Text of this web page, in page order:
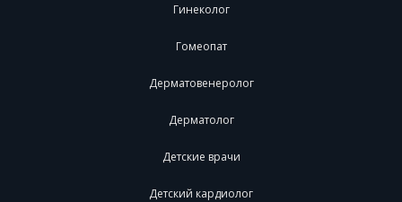
Гинеколог
Гомеопат
Дерматовенеролог
Дерматолог
Детские врачи
Детский кардиолог